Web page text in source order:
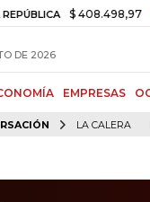
$ 408.498,97 +$
DE 2026
EMPRESAS
LA CALERA